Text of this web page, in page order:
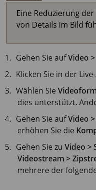
Eine Reduzierung
von Details im Bild
Gehen Sie aufVideo
Klicken Sie in der
Wählen Sie
dies unterstützt.
Gehen Sie aufVideo
erhöhen Sie die
Gehen Sie zuVideo >
Videostream >
mehrere der